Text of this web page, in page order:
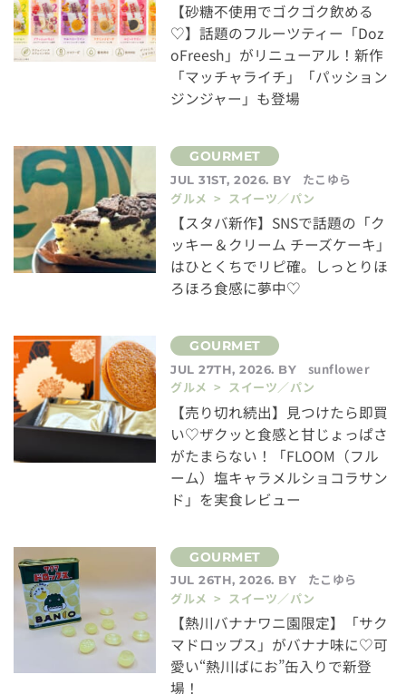
【砂糖不使用でゴクゴク飲める
♡】話題のフルーツティー「Doz
oFreesh」がリニューアル！新作
「マッチャライチ」「パッション
ジンジャー」も登場
JUL 31ST, 2026. BY
たこゆら
グルメ > スイーツ／パン
【スタバ新作】SNSで話題の「ク
ッキー＆クリーム チーズケーキ」
はひとくちでリピ確。しっとりほ
ろほろ食感に夢中♡
JUL 27TH, 2026. BY
sunflower
グルメ > スイーツ／パン
【売り切れ続出】見つけたら即買
い♡ザクッと食感と甘じょっぱさ
がたまらない！「FLOOM（フル
ーム）塩キャラメルショコラサン
ド」を実食レビュー
JUL 26TH, 2026. BY
たこゆら
グルメ > スイーツ／パン
【熱川バナナワニ園限定】「サク
マドロップス」がバナナ味に♡可
愛い“熱川ばにお”缶入りで新登
場！